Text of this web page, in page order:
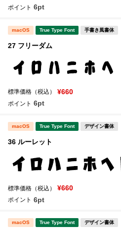
ポイント 6pt
macOS True Type Font 手書き風書体
27 フリーダム
標準価格（税込） ¥660
ポイント 6pt
macOS True Type Font デザイン書体
36 ルーレット
標準価格（税込） ¥660
ポイント 6pt
macOS True Type Font デザイン書体